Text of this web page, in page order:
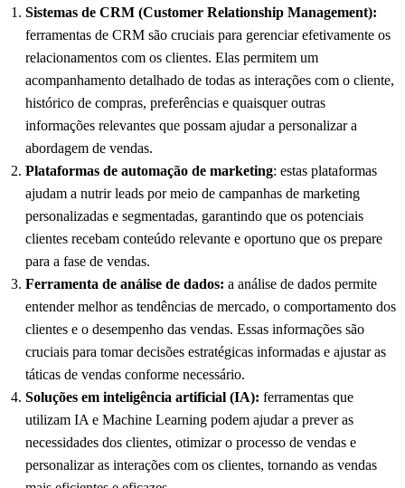
Sistemas de CRM (Customer Relationship Management):
ferramentas de CRM são cruciais para gerenciar efetivamente os
relacionamentos com os clientes. Elas permitem um
acompanhamento detalhado de todas as interações com o cliente,
histórico de compras, preferências e quaisquer outras
informações relevantes que possam ajudar a personalizar a
abordagem de vendas.
Plataformas de automação de marketing: estas plataformas
ajudam a nutrir leads por meio de campanhas de marketing
personalizadas e segmentadas, garantindo que os potenciais
clientes recebam conteúdo relevante e oportuno que os prepare
para a fase de vendas.
Ferramenta de análise de dados: a análise de dados permite
entender melhor as tendências de mercado, o comportamento dos
clientes e o desempenho das vendas. Essas informações são
cruciais para tomar decisões estratégicas informadas e ajustar as
táticas de vendas conforme necessário.
Soluções em inteligência artificial (IA): ferramentas que
utilizam IA e Machine Learning podem ajudar a prever as
necessidades dos clientes, otimizar o processo de vendas e
personalizar as interações com os clientes, tornando as vendas